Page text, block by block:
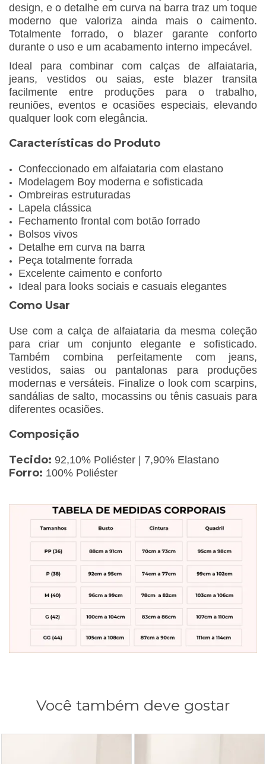
design, e o detalhe em curva na barra traz um toque
moderno que valoriza ainda mais o caimento.
Totalmente forrado, o blazer garante conforto
durante o uso e um acabamento interno impecável.
Ideal para combinar com calças de alfaiataria,
jeans, vestidos ou saias, este blazer transita
facilmente entre produções para o trabalho,
reuniões, eventos e ocasiões especiais, elevando
qualquer look com elegância.
Características do Produto
Confeccionado em alfaiataria com elastano
Modelagem Boy moderna e sofisticada
Ombreiras estruturadas
Lapela clássica
Fechamento frontal com botão forrado
Bolsos vivos
Detalhe em curva na barra
Peça totalmente forrada
Excelente caimento e conforto
Ideal para looks sociais e casuais elegantes
Como Usar
Use com a calça de alfaiataria da mesma coleção
para criar um conjunto elegante e sofisticado.
Também combina perfeitamente com jeans,
vestidos, saias ou pantalonas para produções
modernas e versáteis. Finalize o look com scarpins,
sandálias de salto, mocassins ou tênis casuais para
diferentes ocasiões.
Composição
Tecido: 92,10% Poliéster | 7,90% Elastano
Forro: 100% Poliéster
Você também deve gostar